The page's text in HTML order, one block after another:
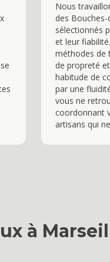
Nous
des Bouches-
sélectionnés
et leur
méthodes de
de propreté
habitude de
par une
vous ne
coordonnant
artisans qui
à